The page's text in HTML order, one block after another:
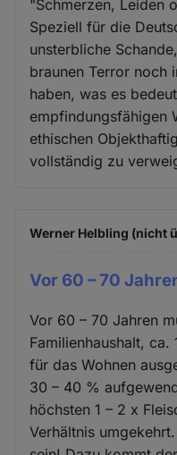
"Schmerzen, Leiden
Speziell für die
unsterbliche
braunen Terror noch
haben, was es
empfindungsfähigen
ethischen
vollständig zu
Werner Helbling (nicht
Vor 60 – 70
Vor 60 – 70 Jahren
Familienhaushalt,
für das Wohnen
30 – 40 %
höchsten 1 – 2 x
Verhältnis